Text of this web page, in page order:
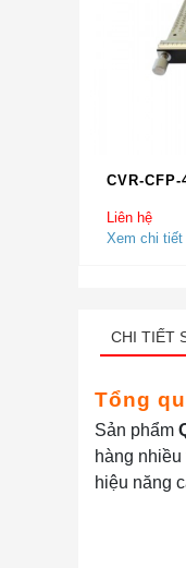
CVR-CFP-
Liên hệ
Xem chi tiết
CHI TIẾT
Tổng
Sản phẩm
hàng
hiệu năng